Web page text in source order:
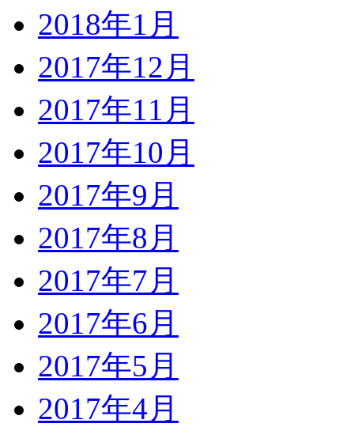
2018年1月
2017年12月
2017年11月
2017年10月
2017年9月
2017年8月
2017年7月
2017年6月
2017年5月
2017年4月